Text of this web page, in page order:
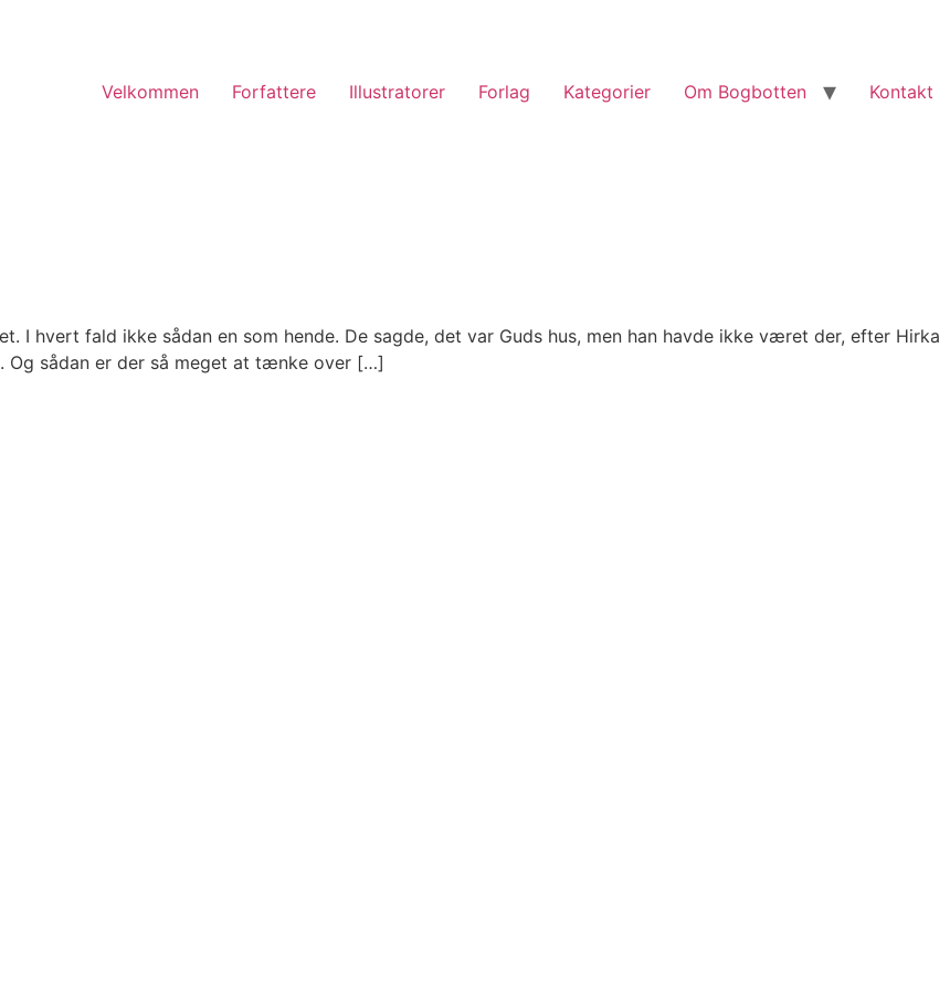
Velkommen Forfattere Illustratorer Forlag Kategorier Om Bogbotten Kontakt
I hvert fald ikke sådan en som hende. De sagde, det var Guds hus, men han havde ikke været der, efter Hirka
Og sådan er der så meget at tænke over […]